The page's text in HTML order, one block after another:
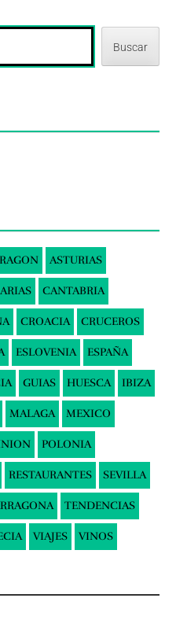
Buscar
ASTURIAS
CANTABRIA
CROACIA CRUCEROS
ESLOVENIA ESPAÑA
GUIAS HUESCA IBIZA
MALAGA MEXICO
POLONIA
RESTAURANTES SEVILLA
TENDENCIAS
VIAJES VINOS